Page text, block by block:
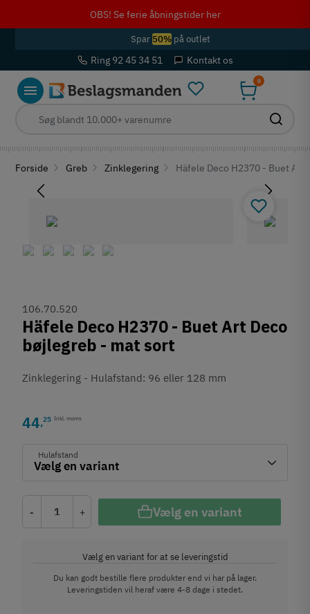
OBS! Se ferie åbningstider her
Spar 50%på outlet
Ring 92 45 34 51 Kontakt os
0
Forside Greb Zinklegering Häfele Deco H2370 - Buet Art
106.70.520
Häfele Deco H2370 - Buet Art Deco
bøjlegreb - mat sort
Zinklegering - Hulafstand: 96 eller 128 mm
44,25 Inkl. moms
Hulafstand
- + Vælg en variant
Vælg en variant for at se leveringstid
Du kan godt bestille flere produkter end vi har på lager.
Leveringstiden vil heraf være 4-8 dage i stedet.